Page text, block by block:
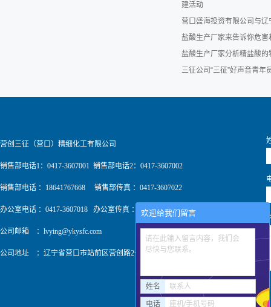
建活动
营口盛海投资有限公司与
盐酸生产厂家来告诉你危害
盐酸生产厂家分析精盐酸的
三征公司“三征”好声音青
营创三征（营口）精细化工有限公司
销售部电话1：0417-3607001 销售部电话2：0417-3607002
销售部电话 ：18641767668 销售部传真 ：0417-3607022
办公室电话 ：0417-3607018 办公室传真 ：0417-3607009
公司邮箱 ： lvying@ykysfc.com
公司地址 ：辽宁省营口市站前区营创路2号
欢迎给我们留言
请在此输入留言内容，我们会
尽快与您联系。
姓名 联系人
电话 座机/手机号码